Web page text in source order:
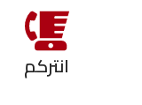
انتركم